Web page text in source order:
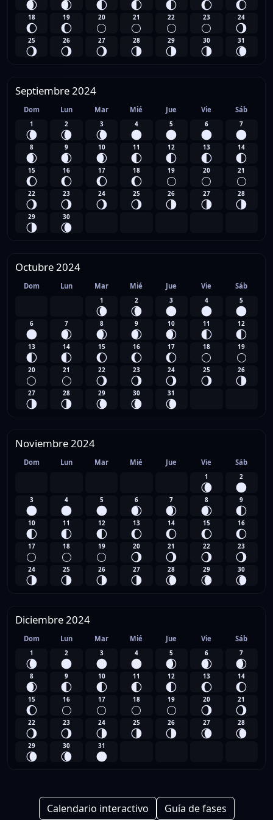
🌒 🌒 🌓 🌓 🌓 🌔 🌔
18
🌔
19
🌔
20
🌕
21
🌕
22
🌕
23
🌕
24
🌖
25
🌖
26
🌖
27
🌖
28
🌗
29
🌗
30
🌗
31
🌘
Septiembre 2024
Dom Lun Mar Mié Jue Vie Sáb
1
🌘
2
🌘
3
🌘
4
🌑
5
🌑
6
🌑
7
🌑
8
🌒
9
🌒
10
🌒
11
🌓
12
🌓
13
🌓
14
🌓
15
🌔
16
🌔
17
🌔
18
🌔
19
🌕
20
🌕
21
🌕
22
🌖
23
🌖
24
🌖
25
🌖
26
🌗
27
🌗
28
🌗
29
🌗
30
🌘
Octubre 2024
Dom Lun Mar Mié Jue Vie Sáb
1
🌘
2
🌘
3
🌑
4
🌑
5
🌑
6
🌑
7
🌒
8
🌒
9
🌒
10
🌒
11
🌓
12
🌓
13
🌓
14
🌓
15
🌔
16
🌔
17
🌔
18
🌕
19
🌕
20
🌕
21
🌕
22
🌖
23
🌖
24
🌖
25
🌖
26
🌗
27
🌗
28
🌗
29
🌘
30
🌘
31
🌘
Noviembre 2024
Dom Lun Mar Mié Jue Vie Sáb
1
🌘
2
🌑
3
🌑
4
🌑
5
🌑
6
🌒
7
🌒
8
🌒
9
🌓
10
🌓
11
🌓
12
🌓
13
🌔
14
🌔
15
🌔
16
🌔
17
🌕
18
🌕
19
🌕
20
🌖
21
🌖
22
🌖
23
🌖
24
🌗
25
🌗
26
🌗
27
🌗
28
🌘
29
🌘
30
🌘
Diciembre 2024
Dom Lun Mar Mié Jue Vie Sáb
1
🌘
2
🌑
3
🌑
4
🌑
5
🌒
6
🌒
7
🌒
8
🌒
9
🌓
10
🌓
11
🌓
12
🌓
13
🌔
14
🌔
15
🌔
16
🌕
17
🌕
18
🌕
19
🌕
20
🌖
21
🌖
22
🌖
23
🌖
24
🌗
25
🌗
26
🌗
27
🌘
28
🌘
29
🌘
30
🌘
31
🌑
Calendario interactivo
Guía de fases